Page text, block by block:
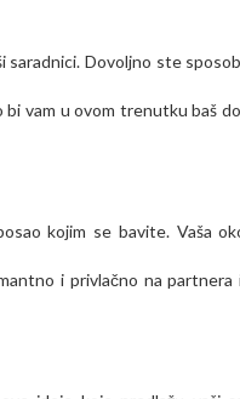
saradnici. Dovoljno ste
vam u ovom trenutku baš
kojim se bavite. Vaša
i privlačno na